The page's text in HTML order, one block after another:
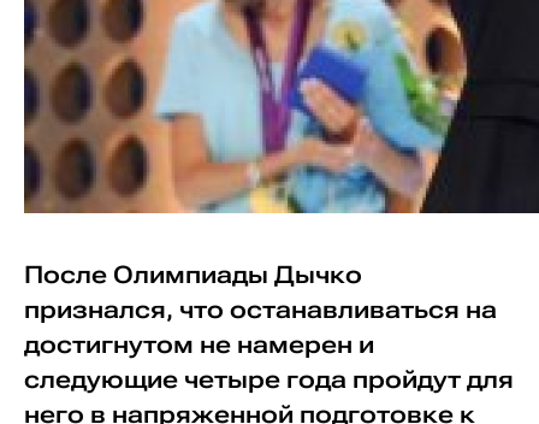
После Олимпиады Дычко
признался, что останавливаться на
достигнутом не намерен и
следующие четыре года пройдут для
него в напряженной подготовке к